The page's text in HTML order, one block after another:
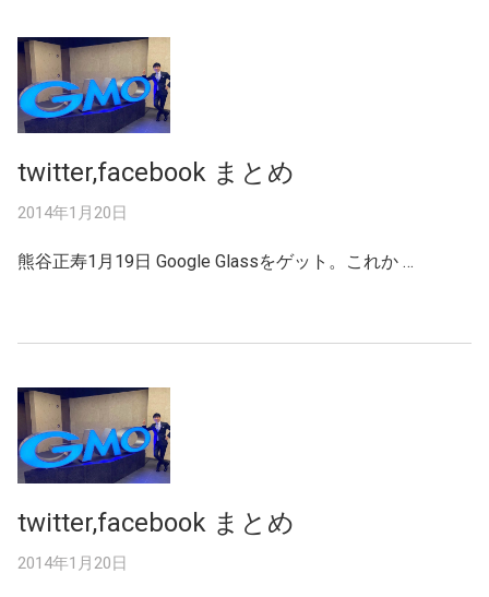
twitter,facebook まとめ
2014年1月20日
熊谷正寿1月19日 Google Glassをゲット。これか …
twitter,facebook まとめ
2014年1月20日